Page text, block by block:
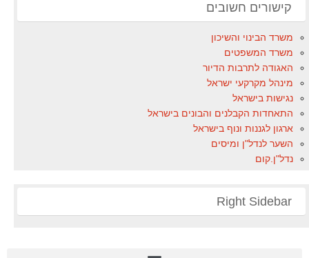
קישורים חשובים
משרד הבינוי והשיכון
משרד המשפטים
האגודה לתרבות הדיור
מינהל מקרקעי ישראל
נגישות בישראל
התאחדות הקבלנים והבונים בישראל
ארגון לגננות ונוף בישראל
השער לנדל"ן ומיסים
נדל"ן.קום
Right Sidebar